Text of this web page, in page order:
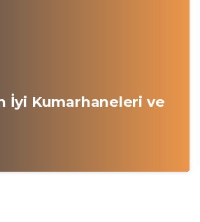
İyi Kumarhaneleri ve